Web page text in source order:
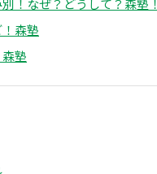
！なぜ？どうして？森塾！
森塾
塾